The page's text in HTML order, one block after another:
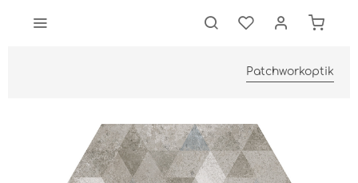
Patchworkoptik